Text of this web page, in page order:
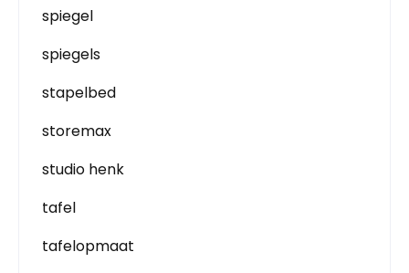
spiegel
spiegels
stapelbed
storemax
studio henk
tafel
tafelopmaat